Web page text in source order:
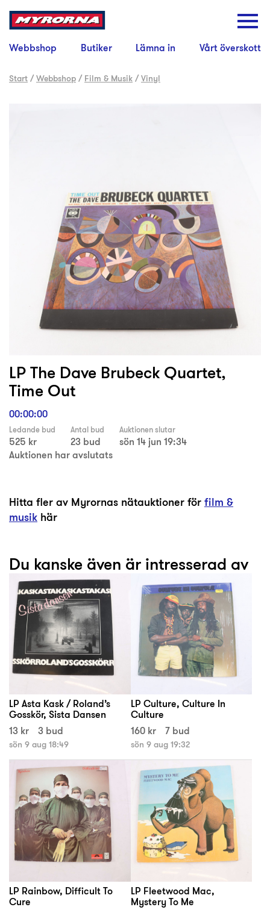
Webbshop Butiker Lämna in Vårt överskott
Start /Webbshop / Film & Musik /Vinyl
LP The Dave Brubeck Quartet,
Time Out
00:00:00
Ledande bud
525 kr
Antal bud
23 bud
Auktionen slutar
sön 14 jun 19:34
Auktionen har avslutats
Hitta fler av Myrornas nätauktioner förfilm &
musik här
Du kanske även är intresserad av
LP Asta Kask / Roland’s
Gosskör, Sista Dansen
13 kr
3 bud
sön 9 aug 18:49
LP Culture, Culture In
Culture
160 kr
7 bud
sön 9 aug 19:32
LP Rainbow, Difficult To
Cure
LP Fleetwood Mac,
Mystery To Me